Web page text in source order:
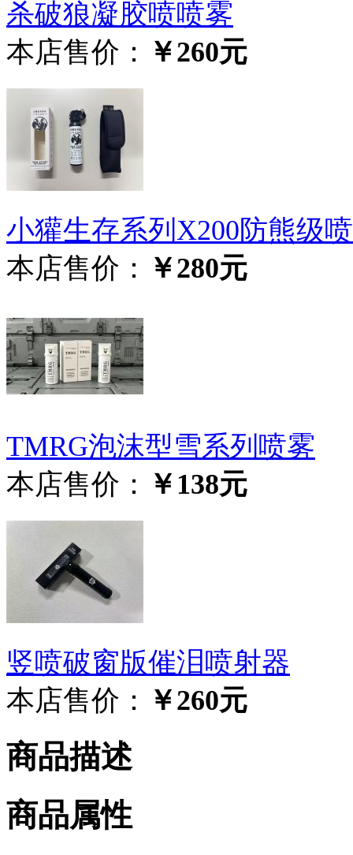
杀破狼凝胶喷喷雾
本店售价： ￥260元
小獾生存系‬列X200防熊级‬
本店售价： ￥280元
TMRG泡沫型雪系列喷雾
本店售价： ￥138元
竖喷破窗版催泪喷射器
本店售价： ￥260元
商品描述
商品属性